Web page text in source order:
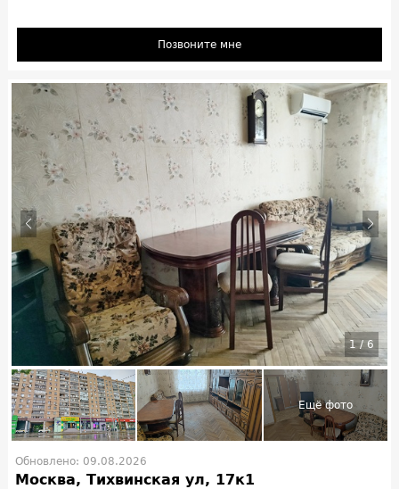
Позвоните мне
1/ 6
Обновлено: 09.08.2026
Москва, Тихвинская ул, 17к1